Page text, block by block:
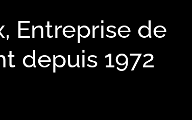
Entreprise de
depuis 1972